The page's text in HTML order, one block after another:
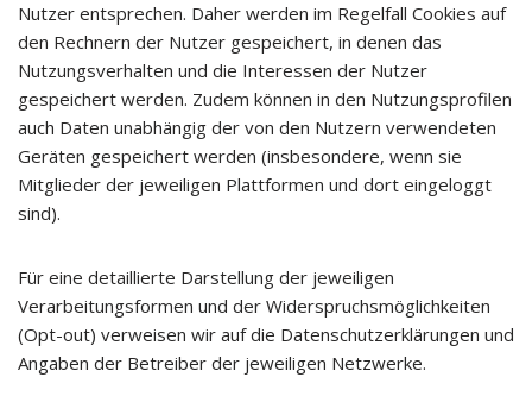
Nutzer entsprechen. Daher werden im Regelfall Cookies auf
den Rechnern der Nutzer gespeichert, in denen das
Nutzungsverhalten und die Interessen der Nutzer
gespeichert werden. Zudem können in den Nutzungsprofilen
auch Daten unabhängig der von den Nutzern verwendeten
Geräten gespeichert werden (insbesondere, wenn sie
Mitglieder der jeweiligen Plattformen und dort eingeloggt
sind).
Für eine detaillierte Darstellung der jeweiligen
Verarbeitungsformen und der Widerspruchsmöglichkeiten
(Opt-out) verweisen wir auf die Datenschutzerklärungen und
Angaben der Betreiber der jeweiligen Netzwerke.